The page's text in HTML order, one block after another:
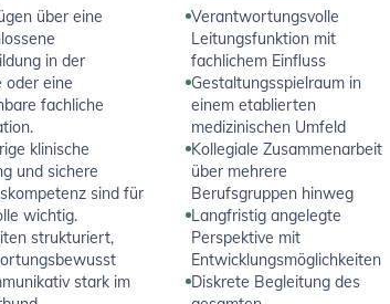
über eine
in der
oder eine
fachliche
klinische
und sichere
sind für
wichtig.
strukturiert,
stark im
Verantwortungsvolle
Leitungsfunktion mit
fachlichem Einfluss
Gestaltungsspielraum in
einem etablierten
medizinischen Umfeld
Kollegiale Zusammenarbeit
über mehrere
Berufsgruppen hinweg
Langfristig angelegte
Perspektive mit
Entwicklungsmöglichkeiten
Diskrete Begleitung des